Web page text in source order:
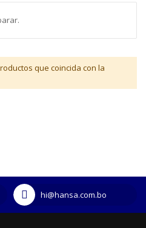
que coincida con la
hi@hansa.com.bo